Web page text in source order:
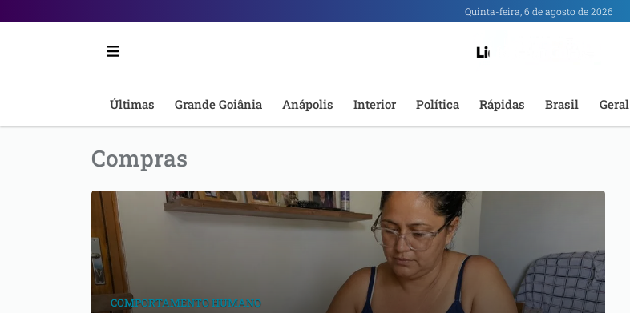
Portal
Notícias
Anápolis
Quinta-feira, 6 de agosto de 2026
Últimas Grande Goiânia Anápolis Interior Política Rápidas Brasil Geral
Compras
COMPORTAMENTO HUMANO